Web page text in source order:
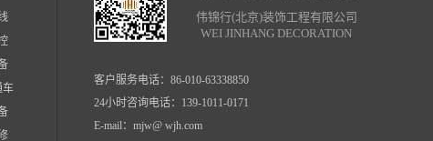
车
伟锦行(北京)装饰工程有限公司
WEI JINHANG DECORATION
客户服务电话： 86-010-63338850
24小时咨询电话：139-1011-0171
E-mail：mjw@ wjh.com